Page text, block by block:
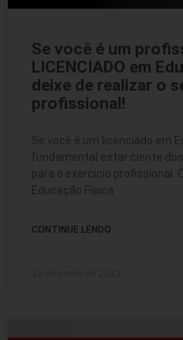
Se você é um
LICENCIADO em
deixe de realizar o
profissional!
Se você é um licenciado em
fundamental estar ciente
para o exercício profissional.
Educação Física
CONTINUE LENDO